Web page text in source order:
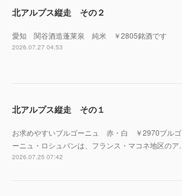
北アルプス縦走 その２
愛知 関谷酒造蓬莱泉 純米 ￥2805銘酒です
2026.07.27 04:53
北アルプス縦走 その１
お求めやすいブルゴーニュ 赤・白 ￥2970ブルゴ
ーニュ・ロシュバンは、フランス・マコネ地区のア…
2026.07.25 07:42